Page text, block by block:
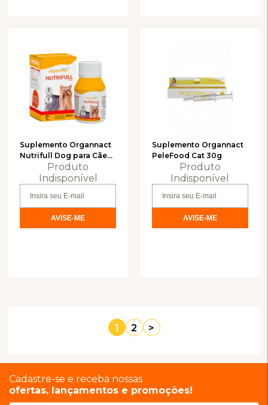
Suplemento Organnact
Nutrifull Dog para Cães
Produto
Indisponível
Suplemento Organnact
PeleFood Cat 30g
Produto
Indisponível
1 2 >
Cadastre-se e receba nossas
ofertas, lançamentos e promoções!